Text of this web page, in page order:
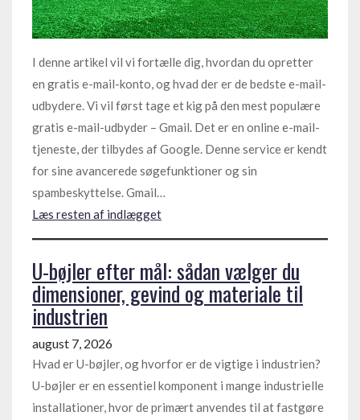
I denne artikel vil vi fortælle dig, hvordan du opretter
en gratis e-mail-konto, og hvad der er de bedste e-mail-
udbydere. Vi vil først tage et kig på den mest populære
gratis e-mail-udbyder – Gmail. Det er en online e-mail-
tjeneste, der tilbydes af Google. Denne service er kendt
for sine avancerede søgefunktioner og sin
spambeskyttelse. Gmail…
Læs resten af indlægget
U-bøjler efter mål: sådan vælger du
dimensioner, gevind og materiale til
industrien
august 7, 2026
Hvad er U-bøjler, og hvorfor er de vigtige i industrien?
U-bøjler er en essentiel komponent i mange industrielle
installationer, hvor de primært anvendes til at fastgøre